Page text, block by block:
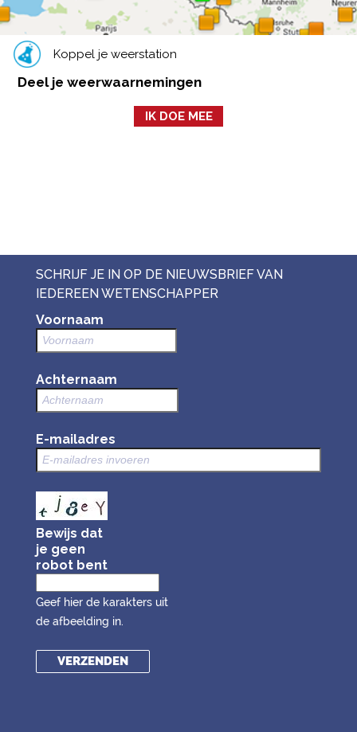
Koppel je weerstation
Deel je weerwaarnemingen
IK DOE MEE
SCHRIJF JE IN OP DE NIEUWSBRIEF VAN
IEDEREEN WETENSCHAPPER
Voornaam
Achternaam
E-mailadres
Bewijs dat
je geen
robot bent
Geef hier de karakters uit
de afbeelding in.